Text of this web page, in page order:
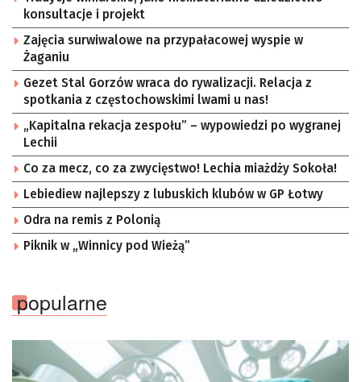
konsultacje i projekt
Zajęcia surwiwalowe na przypałacowej wyspie w
Żaganiu
Gezet Stal Gorzów wraca do rywalizacji. Relacja z
spotkania z częstochowskimi lwami u nas!
„Kapitalna rekacja zespołu” – wypowiedzi po wygranej
Lechii
Co za mecz, co za zwycięstwo! Lechia miażdży Sokoła!
Lebiediew najlepszy z lubuskich klubów w GP Łotwy
Odra na remis z Polonią
Piknik w „Winnicy pod Wieżą”
popularne